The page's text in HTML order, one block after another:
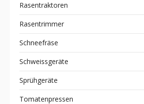
Rasentraktoren
Rasentrimmer
Schneefräse
Schweissgeräte
Sprühgeräte
Tomatenpressen